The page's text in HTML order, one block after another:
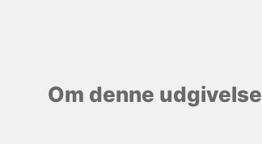
Om denne udgivelse